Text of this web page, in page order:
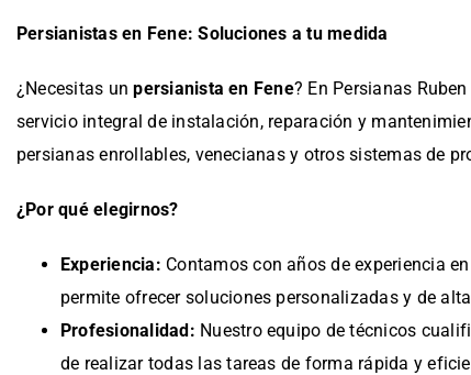
Persianistas en Fene: Soluciones a tu medida
¿Necesitas unpersianista en Fene? En Persianas
servicio integral de instalación, reparación y
persianas enrollables, venecianas y otros sistemas de
¿Por qué elegirnos?
Experiencia: Contamos con años de experiencia
permite ofrecer soluciones personalizadas y de
Profesionalidad: Nuestro equipo de técnicos
de realizar todas las tareas de forma rápida y